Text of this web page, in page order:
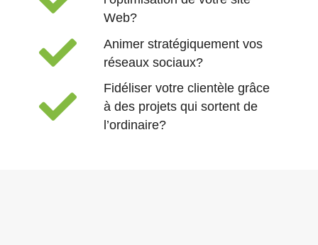
Web?
Animer stratégiquement vos
réseaux sociaux?
Fidéliser votre clientèle grâce
à des projets qui sortent de
l’ordinaire?